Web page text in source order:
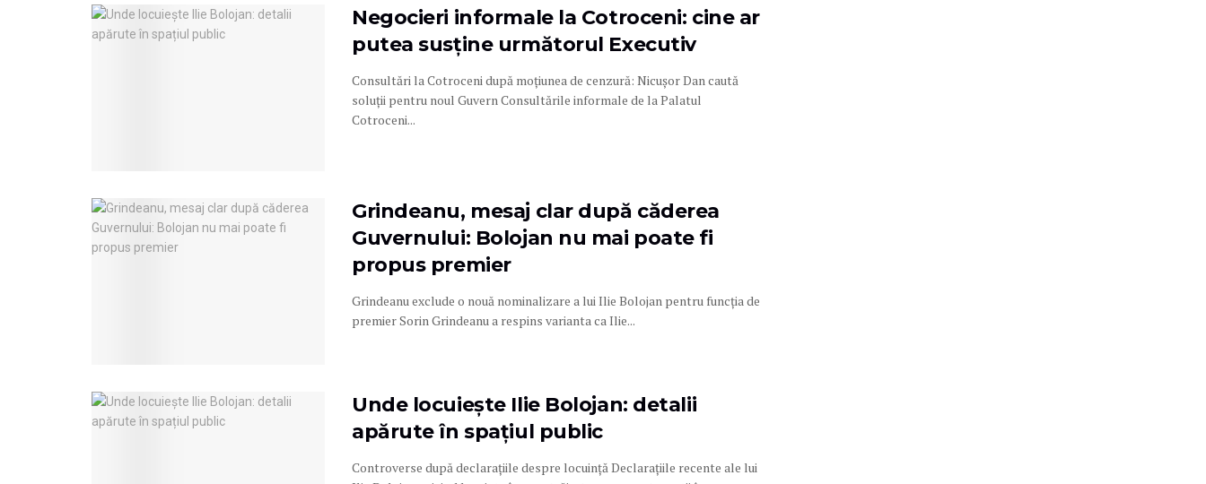
Negocieri informale la Cotroceni: cine ar
putea susține următorul Executiv
Consultări la Cotroceni după moțiunea de cenzură: Nicușor Dan caută
soluții pentru noul Guvern Consultările informale de la Palatul
Cotroceni...
Grindeanu, mesaj clar după căderea
Guvernului: Bolojan nu mai poate fi
propus premier
Grindeanu exclude o nouă nominalizare a lui Ilie Bolojan pentru funcția de
premier Sorin Grindeanu a respins varianta ca Ilie...
Unde locuiește Ilie Bolojan: detalii
apărute în spațiul public
Controverse după declarațiile despre locuință Declarațiile recente ale lui